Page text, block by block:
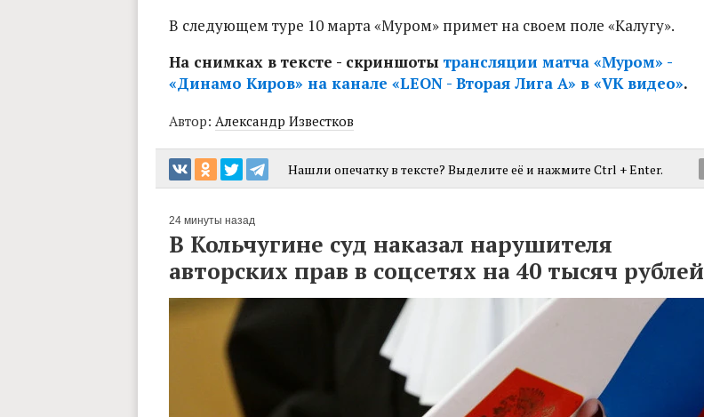
В следующем туре 10 марта «Муром» примет на своем поле «Калугу».
На снимках в тексте - скриншотытрансляции матча «Муром» -
«Динамо Киров» на канале «LEON - Вторая Лига А» в «VK видео».
Автор: Александр Известков
Нашли опечатку в тексте? Выделите её и нажмите Ctrl + Enter.
24 минуты назад
В Кольчугине суд наказал нарушителя
авторских прав в соцсетях на 40 тысяч рублей